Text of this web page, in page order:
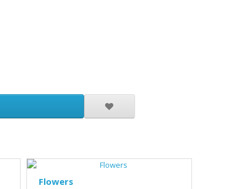
Flowers